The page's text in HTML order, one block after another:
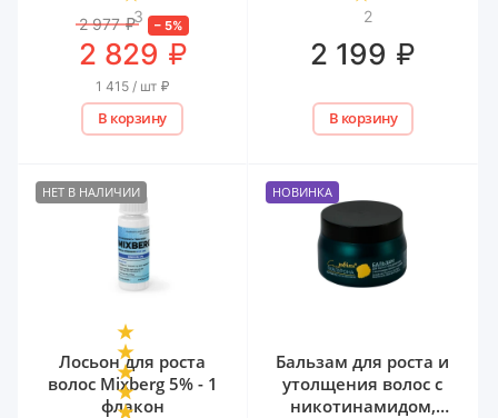
3
2 977 ₽ –5%
2 829 ₽
1 415 / шт ₽
В корзину
2
2 199 ₽
В корзину
НЕТ В НАЛИЧИИ
Лосьон для роста
волос Mixberg 5% - 1
флакон
НОВИНКА
Бальзам для роста и
утолщения волос с
никотинамидом,